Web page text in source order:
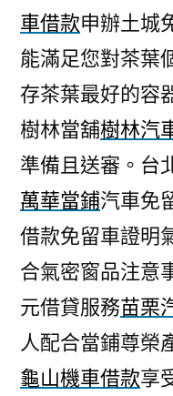
車借款申辦土城
能滿足您對茶葉
存茶葉最好的容
樹林當舖樹林汽
準備且送審。台
萬華當鋪汽車免
借款免留車證明
合氣密窗品注意
元借貸服務苗栗
人配合當鋪尊榮
龜山機車借款享